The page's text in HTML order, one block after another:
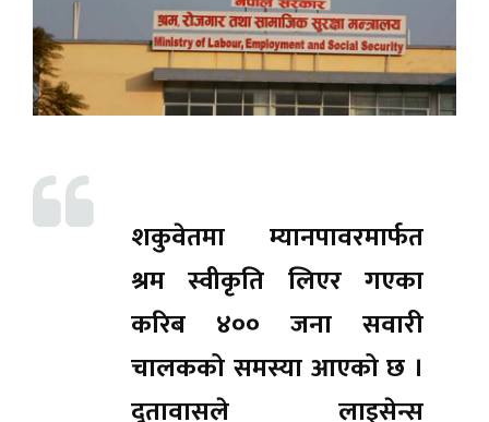
शकुवेतमा म्यानपावरमार्फत
श्रम स्वीकृति लिएर गएका
करिब ४०० जना सवारी
चालकको समस्या आएको छ ।
दूतावासले लाइसेन्स